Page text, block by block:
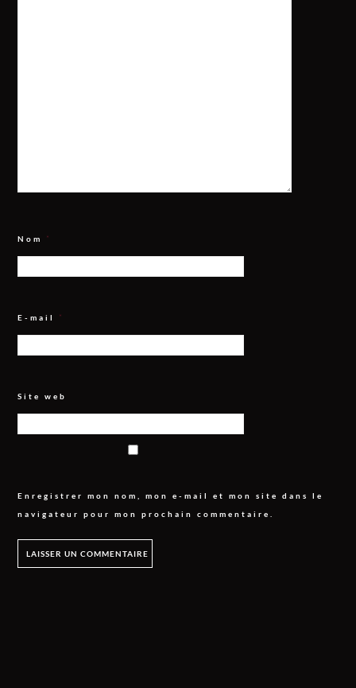
Nom *
E-mail *
Site web
Enregistrer mon nom, mon e-mail et mon site dans le
navigateur pour mon prochain commentaire.